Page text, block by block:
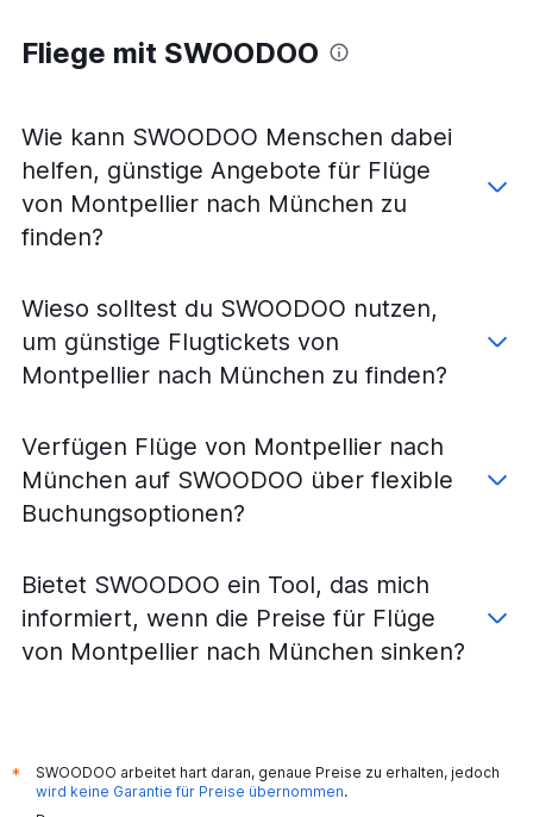
Flüge von Montpellier nach Hamburg
Flüge von Toulouse nach Stuttgart
Flüge von Montpellier nach Weeze, Niederrhein
Flüge von Toulouse nach Karlsruhe
Flüge von Lourdes nach Berlin
Flüge von Toulouse nach Nürnberg
Flüge von Montpellier nach Hannover
Flüge von Nîmes nach Frankfurt am Main
Flüge von Brive-la-Gaillarde nach Frankfurt am Main
Flüge von Perpignan nach Karlsruhe
Flüge von Toulouse nach Friedrichshafen
Flüge von Nîmes nach Bremen
Fliege mit SWOODOO
Wie kann SWOODOO Menschen dabei
helfen, günstige Angebote für Flüge
von Montpellier nach München zu
finden?
Wieso solltest du SWOODOO nutzen,
um günstige Flugtickets von
Montpellier nach München zu finden?
Verfügen Flüge von Montpellier nach
München auf SWOODOO über flexible
Buchungsoptionen?
Bietet SWOODOO ein Tool, das mich
informiert, wenn die Preise für Flüge
von Montpellier nach München sinken?
*
SWOODOO arbeitet hart daran, genaue Preise zu erhalten, jedoch
wird keine Garantie für Preise übernommen.